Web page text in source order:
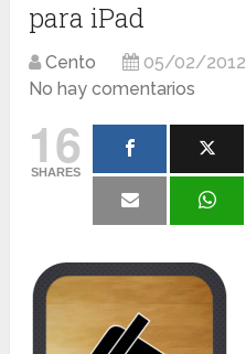
para iPad
Cento 05/02/2012
No hay comentarios
16
SHARES